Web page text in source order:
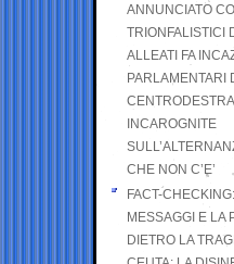
ANNUNCIATO
TRIONFALISTICI
ALLEATI FA
PARLAMENTARI
INCAROGNITE
CHE NON C’E’
FACT-
MESSAGGI E LA
DIETRO LA